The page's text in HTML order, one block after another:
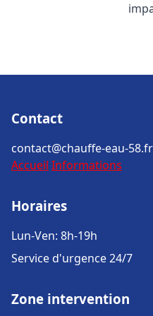
Contact
contact@chauffe-eau-58.fr
Accueil Informations
Horaires
Lun-Ven: 8h-19h
Service d'urgence 24/7
Zone intervention